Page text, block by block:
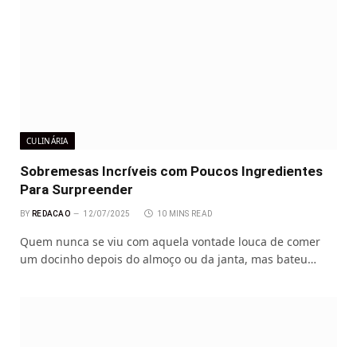
CULINÁRIA
Sobremesas Incríveis com Poucos Ingredientes
Para Surpreender
BY REDACAO 12/07/2025 10 MINS READ
Quem nunca se viu com aquela vontade louca de comer
um docinho depois do almoço ou da janta, mas bateu…